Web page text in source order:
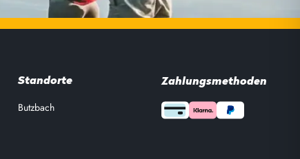
Standorte
Butzbach
Zahlungsmethoden